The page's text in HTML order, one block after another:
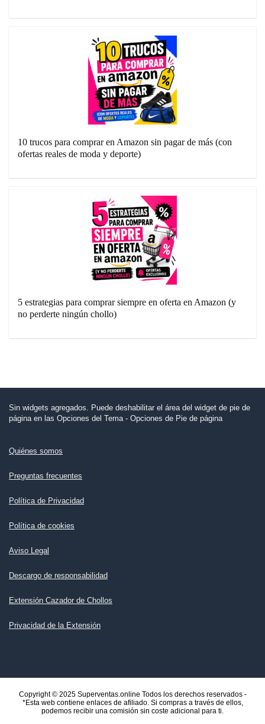
10 trucos para comprar en Amazon sin pagar de más (con
ofertas reales de moda y deporte)
5 estrategias para comprar siempre en oferta en Amazon (y
no perderte ningún chollo)
Sin widgets agregados. Puede deshabilitar el área del widget de pie de
página en las Opciones del Tema - Opciones de Pie de página
Quiénes somos
Preguntas frecuentes
Política de Privacidad
Política de cookies
Aviso Legal
Descargo de responsabilidad
Extensión Cazador de Chollos
Privacidad de la Extensión
Copyright © 2025 Superventas.online Todos los derechos reservados -
*Esta web contiene enlaces de afiliado. Si compras a través de ellos,
podemos recibir una comisión sin coste adicional para ti.